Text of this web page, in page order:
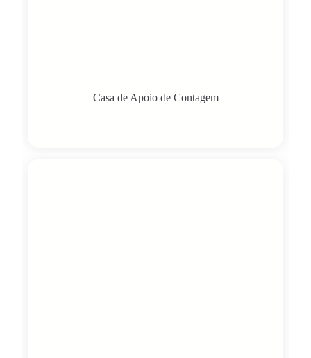
Casa de Apoio de Contagem